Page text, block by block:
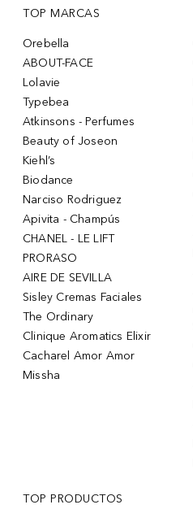
TOP MARCAS
Orebella
ABOUT-FACE
Lolavie
Typebea
Atkinsons - Perfumes
Beauty of Joseon
Kiehl’s
Biodance
Narciso Rodriguez
Apivita - Champús
CHANEL - LE LIFT
PRORASO
AIRE DE SEVILLA
Sisley Cremas Faciales
The Ordinary
Clinique Aromatics Elixir
Cacharel Amor Amor
Missha
TOP PRODUCTOS